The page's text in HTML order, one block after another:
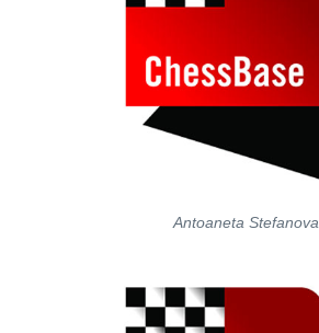
Antoaneta Stefanova